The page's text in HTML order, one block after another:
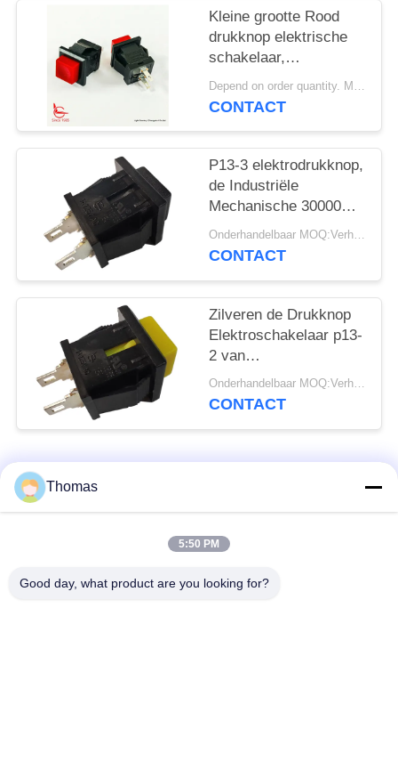
Kleine grootte Rood
drukknop elektrische
schakelaar,
14mm*14mm, ON OFF,
UL VDE ENEC
Depend on order quantity. MOQ:1000 stuks
CONTACT
P13-3 elektrodrukknop,
de Industriële
Mechanische 30000
Cycli van de
Drukknopschakelaar
Onderhandelbaar MOQ:Verhandelbaar
CONTACT
Zilveren de Drukknop
Elektroschakelaar p13-
2 van
Legeringscontacten
10000 Cycli
Onderhandelbaar MOQ:Verhandelbaar
CONTACT
populaire categorieën
automatische het
Thomas
5:50 PM
Good day, what product are you looking for?